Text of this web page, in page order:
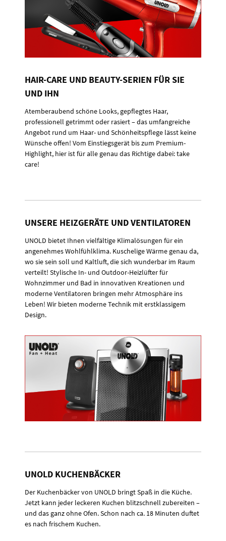
HAIR-CARE UND BEAUTY-SERIEN FÜR SIE
UND IHN
Atemberaubend schöne Looks, gepflegtes Haar,
professionell getrimmt oder rasiert – das umfangreiche
Angebot rund um Haar- und Schönheitspflege lässt keine
Wünsche offen! Vom Einstiegsgerät bis zum Premium-
Highlight, hier ist für alle genau das Richtige dabei: take
care!
UNSERE HEIZGERÄTE UND VENTILATOREN
UNOLD bietet Ihnen vielfältige Klimalösungen für ein
angenehmes Wohlfühlklima. Kuschelige Wärme genau da,
wo sie sein soll und Kaltluft, die sich wunderbar im Raum
verteilt! Stylische In- und Outdoor-Heizlüfter für
Wohnzimmer und Bad in innovativen Kreationen und
moderne Ventilatoren bringen mehr Atmosphäre ins
Leben! Wir bieten moderne Technik mit erstklassigem
Design.
UNOLD KUCHENBÄCKER
Der Kuchenbäcker von UNOLD bringt Spaß in die Küche.
Jetzt kann jeder leckeren Kuchen blitzschnell zubereiten –
und das ganz ohne Ofen. Schon nach ca. 18 Minuten duftet
es nach frischem Kuchen.